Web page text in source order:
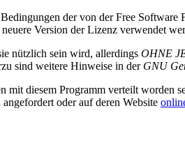
der von der Free Software
Version der Lizenz verwendet
nützlich sein wird, allerdings OHNE
sind weitere Hinweise in der GNU
mit diesem Programm verteilt worden
oder auf deren Website